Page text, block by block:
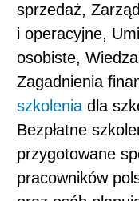
sprzedaż,
i operacyjne,
osobiste,
Zagadnienia
szkoleniadla
Bezpłatne
przygotowane
pracowników